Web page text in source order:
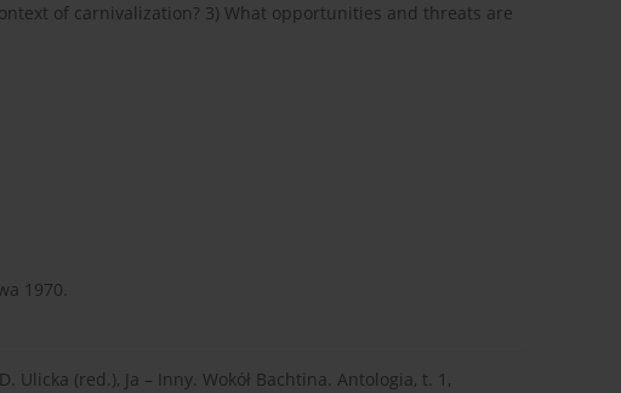
of carnivalization? 3) What opportunities and threats are
1970.
(red.), Ja – Inny. Wokół Bachtina. Antologia, t. 1,